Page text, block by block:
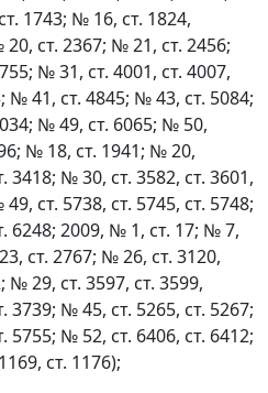
1743; № 16, ст. 1824,
ст. 2367; № 21, ст. 2456;
№ 31, ст. 4001, ст. 4007,
№ 41, ст. 4845; № 43, ст. 5084;
№ 49, ст. 6065; № 50,
№ 18, ст. 1941; № 20,
3418; № 30, ст. 3582, ст. 3601,
ст. 5738, ст. 5745, ст. 5748;
6248; 2009, № 1, ст. 17; № 7,
ст. 2767; № 26, ст. 3120,
№ 29, ст. 3597, ст. 3599,
3739; № 45, ст. 5265, ст. 5267;
5755; № 52, ст. 6406, ст. 6412;
ст. 1176);